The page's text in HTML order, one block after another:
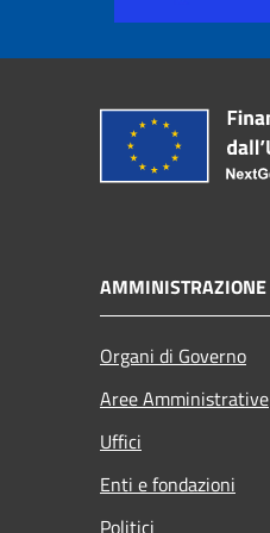
AMMINISTRAZIONE
Organi di Governo
Aree Amministrative
Uffici
Enti e fondazioni
Politici